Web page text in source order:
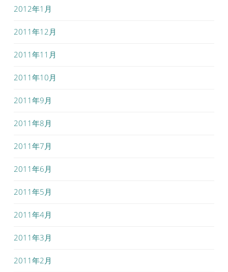
2012年1月
2011年12月
2011年11月
2011年10月
2011年9月
2011年8月
2011年7月
2011年6月
2011年5月
2011年4月
2011年3月
2011年2月